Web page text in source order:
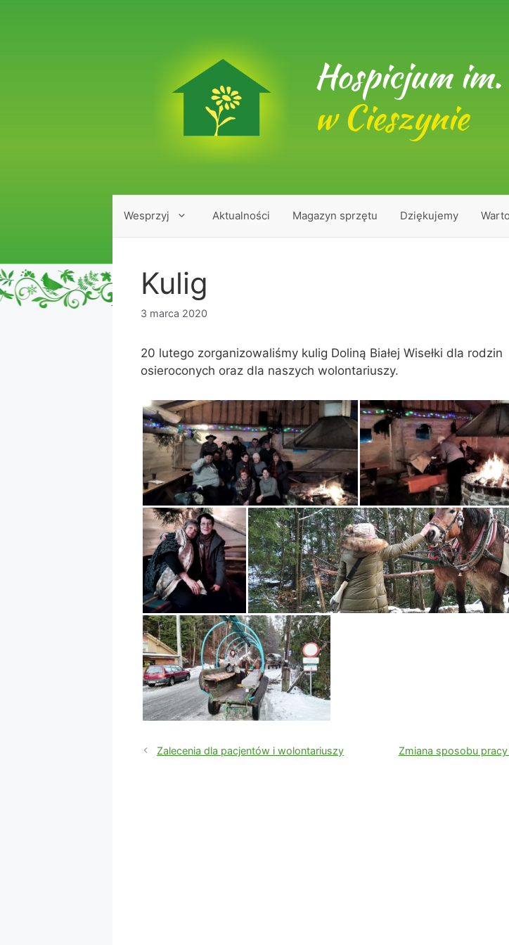
Hospicjum
w Cieszynie
Wesprzyj Aktualności Magazyn sprzętu Dziękujemy
Kulig
3 marca 2020
20 lutego zorganizowaliśmy kulig Doliną Białej Wisełki dla rodzin
osieroconych oraz dla naszych wolontariuszy.
Zalecenia dla pacjentów i wolontariuszy Zmiana sposobu